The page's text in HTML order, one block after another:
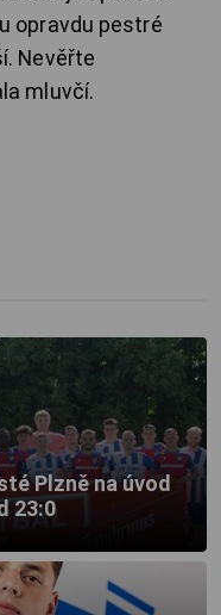
opravdu pestré
Nevěřte
mluvčí.
Plzně na úvod
23:0